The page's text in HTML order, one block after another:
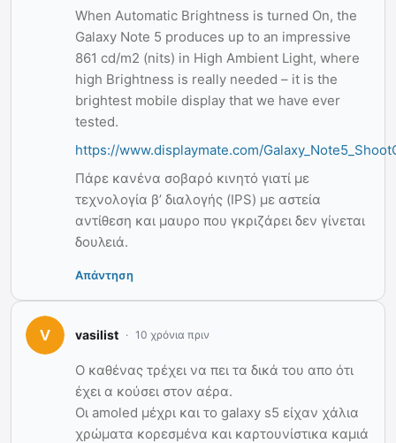
When Automatic Brightness is turned On, the
Galaxy Note 5 produces up to an impressive
861 cd/m2 (nits) in High Ambient Light, where
high Brightness is really needed – it is the
brightest mobile display that we have ever
tested.
https://www.displaymate.com/
Πάρε κανένα σοβαρό κινητό γιατί με
τεχνολογία β’ διαλογής (IPS) με αστεία
αντίθεση και μαυρο που γκριζάρει δεν γίνεται
δουλειά.
Απάντηση
vasilist 10 χρόνια πριν
O καθένας τρέχει να πει τα δικά του απο ότι
έχει α κούσει στον αέρα.
Οι amoled μέχρι και το galaxy s5 είχαν χάλια
χρώματα κορεσμένα και καρτουνίστικα καμιά